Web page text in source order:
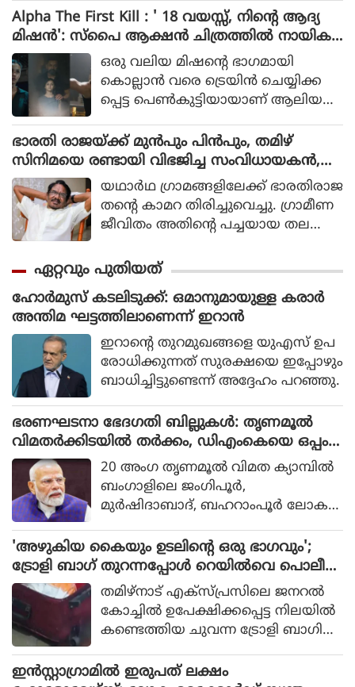
Alpha The First Kill : ' 18 വയസ്സ്, നിന്റെ ആദ്യ
മിഷന്‍': സ്‌പൈ ആക്ഷന്‍ ചിത്രത്തില്‍ നായിക
യായി ആലിയ, ആല്‍ഫ ടീസര്‍ പുറത്ത്
ഒരു വലിയ മിഷന്റെ ഭാഗമായി
കൊല്ലാന്‍ വരെ ട്രെയിന്‍ ചെയ്യിക്ക
പ്പെട്ട പെണ്‍കുട്ടിയായാണ് ആലിയ
സിനിമയിലെത്തുന്നത്.
ഭാരതി രാജയ്ക്ക് മുൻപും പിൻപും, തമിഴ്
സിനിമയെ രണ്ടായി വിഭജിച്ച സംവിധായകൻ,
ഭാരതി രാജ വിട പറയുമ്പോൾ
യഥാര്‍ഥ ഗ്രാമങ്ങളിലേക്ക് ഭാരതിരാജ
തന്റെ കാമറ തിരിച്ചുവെച്ചു. ഗ്രാമീണ
ജീവിതം അതിന്റെ പച്ചയായ തല
ഭാരതിരാജ വിപ്ലവം തീര്‍ത്തത്.
ഏറ്റവും പുതിയത്
ഹോര്‍മുസ് കടലിടുക്ക്: ഒമാനുമായുള്ള കരാര്‍
അന്തിമ ഘട്ടത്തിലാണെന്ന് ഇറാന്‍
ഇറാന്റെ തുറമുഖങ്ങളെ യുഎസ് ഉപ
രോധിക്കുന്നത് സുരക്ഷയെ ഇപ്പോഴും
ബാധിച്ചിട്ടുണ്ടെന്ന് അദ്ദേഹം പറഞ്ഞു.
ഭരണഘടനാ ഭേദഗതി ബില്ലുകൾ: തൃണമൂൽ
വിമതർക്കിടയിൽ തർക്കം, ഡിഎംകെയെ ഒപ്പം
നിർത്താൻ നീക്കവുമായി ബിജെപി
20 അംഗ തൃണമൂല്‍ വിമത ക്യാമ്പില്‍
ബംഗാളിലെ ജംഗിപൂര്‍,
മുര്‍ഷിദാബാദ്, ബഹറാംപൂര്‍ ലോക
സഭാ മണ്ഡലങ്ങളെ പ്രതിനിധാനം
ചെയ്യുന്ന എംപിമാരായ ഖലീലുര്‍ റ
ഹ്‌മാന്‍, അബു താഹെര്‍ ഖാന്‍, യൂസ
ഫ് പത്താന്‍ എന്നിവര്‍ തുടര്‍ച്ചയായി
2 തവണയും എന്‍ഡിഎ യോഗത്തില്‍
നിന്ന് വിട്ടുനിന്നു.
'അഴുകിയ കൈയും ഉടലിന്റെ ഒരു ഭാഗവും';
ട്രോളി ബാഗ് തുറന്നപ്പോൾ റെയിൽവെ പൊലീസ്
ഞെട്ടി
തമിഴ്‌നാട് എക്‌സ്പ്രസിലെ ജനറൽ
കോച്ചിൽ ഉപേക്ഷിക്കപ്പെട്ട നിലയിൽ
കണ്ടെത്തിയ ചുവന്ന ട്രോളി ബാഗിൽ
നിന്ന് ശരീരഭാഗങ്ങൾ കണ്ടെത്തി. ആ
ഗ്ര കന്റോൺമെന്റ് റെയിൽവെ സ്റ്റേഷ
ഇന്‍സ്റ്റാഗ്രാമില്‍ ഇരുപത് ലക്ഷം